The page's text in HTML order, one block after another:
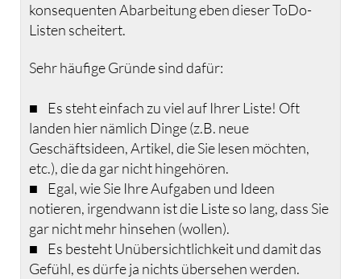
konsequenten Abarbeitung eben dieser ToDo-
Listen scheitert.
Sehr häufige Gründe sind dafür:
■ Es steht einfach zu viel auf Ihrer Liste! Oft
landen hier nämlich Dinge (z.B. neue
Geschäftsideen, Artikel, die Sie lesen möchten,
etc.), die da gar nicht hingehören.
■ Egal, wie Sie Ihre Aufgaben und Ideen
notieren, irgendwann ist die Liste so lang, dass Sie
gar nicht mehr hinsehen (wollen).
■ Es besteht Unübersichtlichkeit und damit das
Gefühl, es dürfe ja nichts übersehen werden.